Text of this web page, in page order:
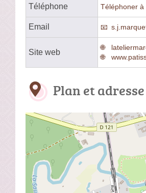
Téléphone Téléphoner à
Email
Site web
Plan et adresse